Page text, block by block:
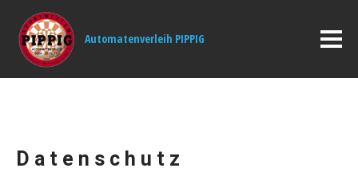
Automatenverleih PIPPIG
Datenschutz